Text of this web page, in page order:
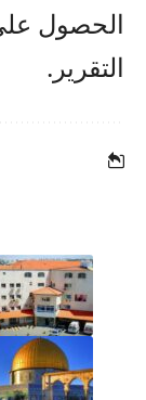
الحصول
التقرير.